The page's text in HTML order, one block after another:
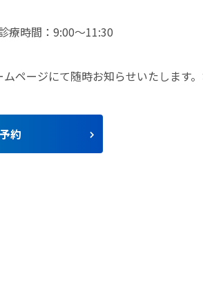
療時間：9:00〜11:30
ページにて随時お知らせいたします
約